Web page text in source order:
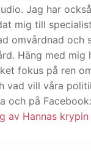
Jag har
mig till
omvårdnad och
Häng med
fokus på ren
vad vill våra
och på
av Hannas krypin